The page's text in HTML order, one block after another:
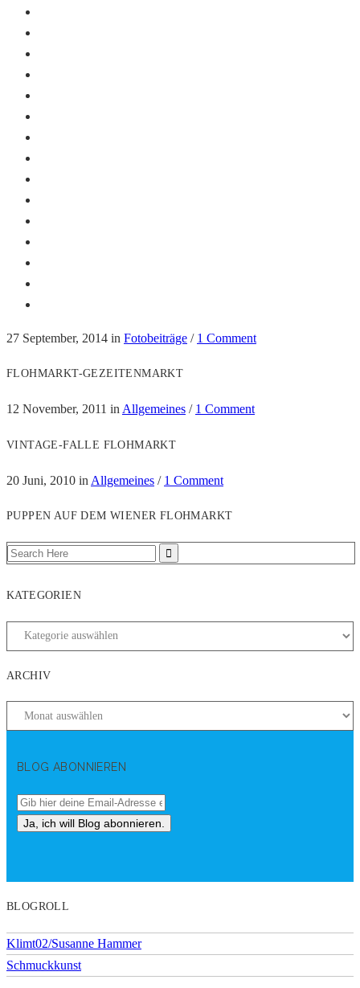
27 September, 2014 in Fotobeiträge / 1 Comment
FLOHMARKT-GEZEITENMARKT
12 November, 2011 in Allgemeines / 1 Comment
VINTAGE-FALLE FLOHMARKT
20 Juni, 2010 in Allgemeines / 1 Comment
PUPPEN AUF DEM WIENER FLOHMARKT
KATEGORIEN
ARCHIV
BLOG ABONNIEREN
BLOGROLL
Klimt02/Susanne Hammer
Schmuckkunst